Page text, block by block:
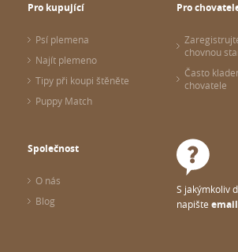
Pro kupující
Psí plemena
Najít plemeno
Tipy při koupi štěněte
Puppy Match
Pro
chovnou
Často
chovatele
Společnost
O nás
Blog
S jakýmkoliv
napište email